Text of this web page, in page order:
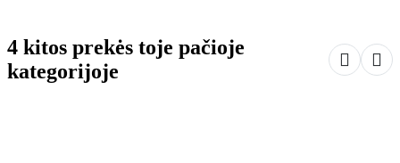
4 kitos prekės toje pačioje
kategorijoje
 